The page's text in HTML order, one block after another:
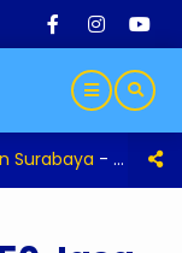
Surabaya - Call